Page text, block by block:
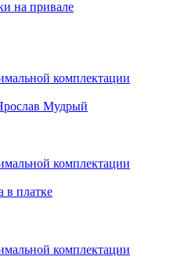
комплектации
комплектации
комплектации